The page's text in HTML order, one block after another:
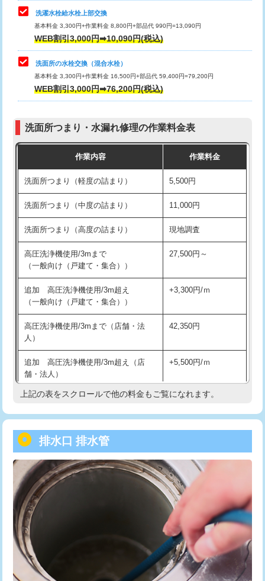
排水管工事（追加 排水管工事/3ｍ超
え）
マス交換（土の掘削・埋め戻し作業）
マス交換（深さ50㎝未満）
マス交換（深さ50㎝以上）
モルタル補修（厚さ10㎝まで） 27,500円
モルタル補修（厚さ10㎝超え） 38,500円
洗面台設置 38,500円
バスタブ設置 現場見積
追加人工 16,500円
廃棄・処分
※給水管工事は20mmまでの価格です。
交換・取付（タンク）
交換・取付(単水栓（壁付・デッキ
式）)
交換・取付(混合水栓（壁付・デッキ
式・ワンホール）)
16,500円+材料費
（P/S/ポップアップ））
交換・取付（その他部品） 11,000円+材料費
持込商品取付（単水栓） 13,200円
持込商品取付（混合水栓） 16,500円
持込商品取付（浄水器・分岐水栓） 16,500円
給水管工事※（ホール加工) 16,500円
給水管工事※（バンド止め)
給水管工事※（支持金具設置) 5,500円
給水管工事※（保温材使用（バンド止
め込み）)
5,500円
給水管工事※（土の掘削・埋め戻し作
業)
11,000円
給水管工事※（塩ビ管（VP・HI）使
用/3ｍまで)
用（追加）/3ｍ超え)
給水管工事※（ライニング鋼管・銅
管・ポリ管・HT管使用/3ｍまで)
44,000円
給水管工事※（ライニング鋼管・銅
管・ポリ管・HT管使用/3ｍ超え)
+8,800円
排水管工事（土の掘削・埋め戻し作
業）
11,000円~
排水管工事（排水管工事/3ｍまで） 55,000円
洗濯水栓給水栓上部交換
基本料金 3,300円+作業料金 8,800円+部品代 990円=13,090円
WEB割引3,000円➡10,090円(税込)
洗面所の水栓交換（混合水栓）
基本料金 3,300円+作業料金 16,500円+部品代 59,400円=79,200円
WEB割引3,000円➡76,200円(税込)
洗面所つまり・水漏れ修理の作業料金表
作業内容 作業料金
洗面所つまり（軽度の詰まり） 5,500円
洗面所つまり（中度の詰まり） 11,000円
洗面所つまり（高度の詰まり） 現地調査
高圧洗浄機使用/3mまで
（一般向け（戸建て・集合））
27,500円～
追加 高圧洗浄機使用/3m超え
（一般向け（戸建て・集合））
+3,300円/ｍ
高圧洗浄機使用/3mまで（店舗・法
人）
42,350円
追加 高圧洗浄機使用/3m超え（店
舗・法人）
+5,500円/ｍ
高度高圧洗浄換 現地調査
トーラー機使用/3mまで
追加トーラー機使用/3m超え +3,300円
カメラ調査 33,000円
桝清掃 8,800円
止水・漏水調査・防水処理・清掃・修
理・調整・分解・加工など（軽作業）
11,000円
上記の表をスクロールで他の料金もご覧になれます。
排水口 排水管